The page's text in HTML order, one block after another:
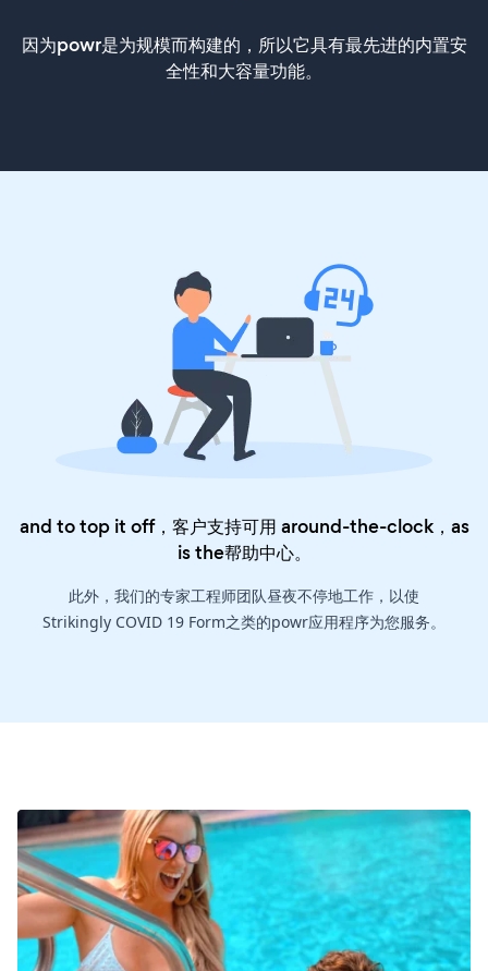
因为powr是为规模而构建的，所以它具有最先进的内置安
全性和大容量功能。
and to top it off，客户支持可用 around-the-clock，as
is the帮助中心。
此外，我们的专家工程师团队昼夜不停地工作，以使
Strikingly COVID 19 Form之类的powr应用程序为您服务。